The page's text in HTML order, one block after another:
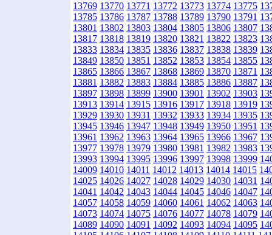
13769 13770 13771 13772 13773 13774 13775
13785 13786 13787 13788 13789 13790 13791
13801 13802 13803 13804 13805 13806 13807
13817 13818 13819 13820 13821 13822 13823
13833 13834 13835 13836 13837 13838 13839
13849 13850 13851 13852 13853 13854 13855
13865 13866 13867 13868 13869 13870 13871
13881 13882 13883 13884 13885 13886 13887
13897 13898 13899 13900 13901 13902 13903
13913 13914 13915 13916 13917 13918 13919
13929 13930 13931 13932 13933 13934 13935
13945 13946 13947 13948 13949 13950 13951
13961 13962 13963 13964 13965 13966 13967
13977 13978 13979 13980 13981 13982 13983
13993 13994 13995 13996 13997 13998 13999
14009 14010 14011 14012 14013 14014 14015
14025 14026 14027 14028 14029 14030 14031
14041 14042 14043 14044 14045 14046 14047
14057 14058 14059 14060 14061 14062 14063
14073 14074 14075 14076 14077 14078 14079
14089 14090 14091 14092 14093 14094 14095